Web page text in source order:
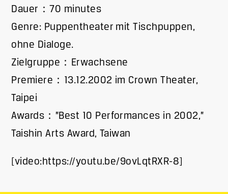
Dauer：70 minutes
Genre: Puppentheater mit Tischpuppen,
ohne Dialoge.
Zielgruppe：Erwachsene
Premiere：13.12.2002 im Crown Theater,
Taipei
Awards：”Best 10 Performances in 2002,”
Taishin Arts Award, Taiwan
[video:https://youtu.be/9ovLqtRXR-8]